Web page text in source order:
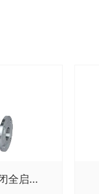
全启...